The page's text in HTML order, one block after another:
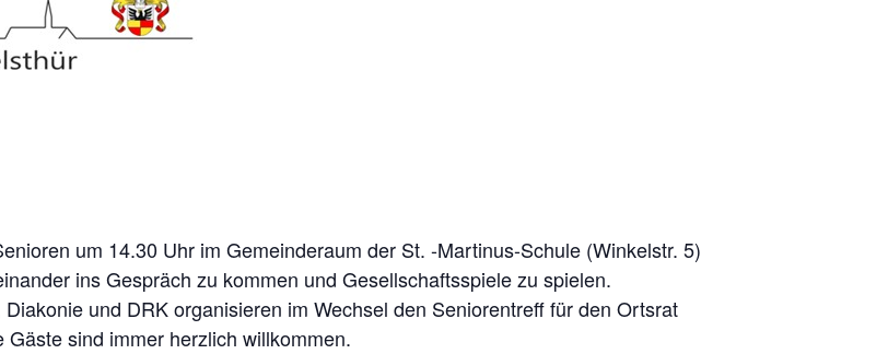
um 14.30 Uhr im Gemeinderaum der St. -Martinus-Schule (Winkelstr. 5)
ins Gespräch zu kommen und Gesellschaftsspiele zu spielen.
und DRK organisieren im Wechsel den Seniorentreff für den Ortsrat
sind immer herzlich willkommen.